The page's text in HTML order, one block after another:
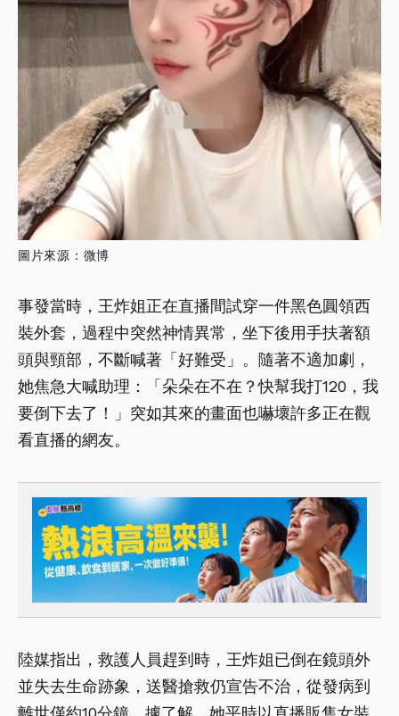
圖片來源：微博
事發當時，王炸姐正在直播間試穿一件黑色圓領西
裝外套，過程中突然神情異常，坐下後用手扶著額
頭與頸部，不斷喊著「好難受」。隨著不適加劇，
她焦急大喊助理：「朵朵在不在？快幫我打120，我
要倒下去了！」突如其來的畫面也嚇壞許多正在觀
看直播的網友。
陸媒指出，救護人員趕到時，王炸姐已倒在鏡頭外
並失去生命跡象，送醫搶救仍宣告不治，從發病到